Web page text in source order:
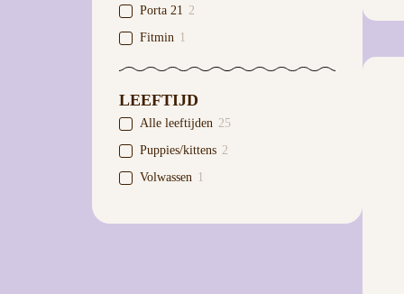
Porta 21 2
Fitmin 1
LEEFTIJD
Alle leeftijden 25
Puppies/kittens 2
Volwassen 1